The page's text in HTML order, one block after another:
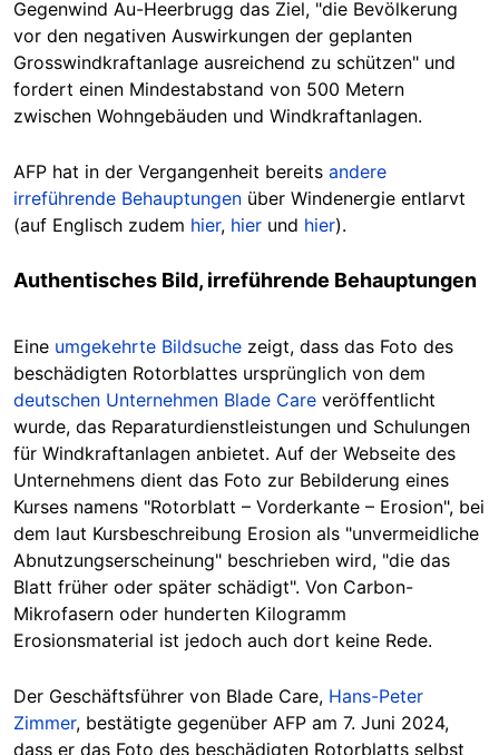
Gegenwind Au-Heerbrugg das Ziel, "die Bevölkerung
vor den negativen Auswirkungen der geplanten
Grosswindkraftanlage ausreichend zu schützen" und
fordert einen Mindestabstand von 500 Metern
zwischen Wohngebäuden und Windkraftanlagen.
AFP hat in der Vergangenheit bereits andere
irreführende Behauptungen über Windenergie entlarvt
(auf Englisch zudem hier, hier und hier).
Authentisches Bild, irreführende Behauptungen
Eine umgekehrte Bildsuche zeigt, dass das Foto des
beschädigten Rotorblattes ursprünglich von dem
deutschen Unternehmen Blade Care veröffentlicht
wurde, das Reparaturdienstleistungen und Schulungen
für Windkraftanlagen anbietet. Auf der Webseite des
Unternehmens dient das Foto zur Bebilderung eines
Kurses namens "Rotorblatt – Vorderkante – Erosion", bei
dem laut Kursbeschreibung Erosion als "unvermeidliche
Abnutzungserscheinung" beschrieben wird, "die das
Blatt früher oder später schädigt". Von Carbon-
Mikrofasern oder hunderten Kilogramm
Erosionsmaterial ist jedoch auch dort keine Rede.
Der Geschäftsführer von Blade Care, Hans-Peter
Zimmer, bestätigte gegenüber AFP am 7. Juni 2024,
dass er das Foto des beschädigten Rotorblatts selbst